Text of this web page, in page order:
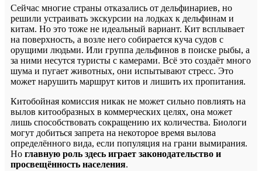
Сейчас многие страны отказались от дельфинариев, но
решили устраивать экскурсии на лодках к дельфинам и
китам. Но это тоже не идеальный вариант. Кит всплывает
на поверхность, а возле него собирается куча судов с
орущими людьми. Или группа дельфинов в поиске рыбы, а
за ними несутся туристы с камерами. Всё это создаёт много
шума и пугает животных, они испытывают стресс. Это
может нарушить маршрут китов и лишить их пропитания.
Китобойная комиссия никак не может сильно повлиять на
вылов китообразных в коммерческих целях, она может
лишь способствовать сокращению их количества. Биологи
могут добиться запрета на некоторое время вылова
определённого вида, если популяция на грани вымирания.
Но главную роль здесь играет законодательство и
просвещённость населения.